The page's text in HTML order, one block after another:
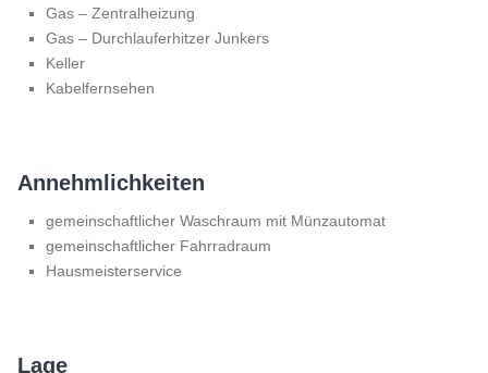
Gas – Zentralheizung
Gas – Durchlauferhitzer Junkers
Keller
Kabelfernsehen
Annehmlichkeiten
gemeinschaftlicher Waschraum mit Münzautomat
gemeinschaftlicher Fahrradraum
Hausmeisterservice
Lage